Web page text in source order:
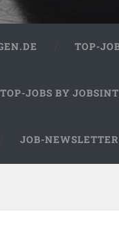
TOP-
TOP-JOBS BY
JOB-NEWSLETTER